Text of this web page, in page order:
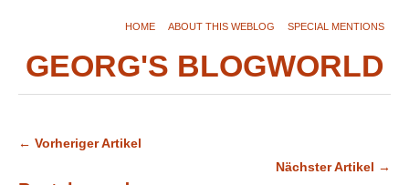
HOME ABOUT THIS WEBLOG SPECIAL MENTIONS
GEORG'S BLOGWORLD
← Vorheriger Artikel
Nächster Artikel →